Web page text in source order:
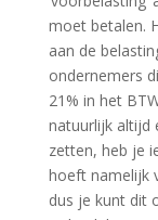
moet betalen.
aan de
ondernemers
21% in het
natuurlijk altijd
zetten, heb je
hoeft namelijk
dus je kunt dit